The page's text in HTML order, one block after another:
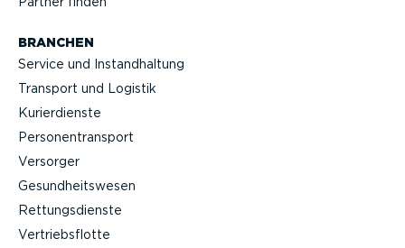
BRANCHEN
Service und Instand­haltung
Transport und Logistik
Kurier­dienste
Perso­nen­transport
Versorger
Gesund­heits­wesen
Rettungs­dienste
Vertriebs­flotte